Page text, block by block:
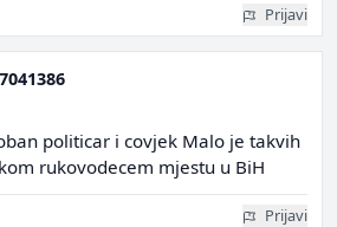
Prijavi
politicar i covjek Malo je takvih
rukovodecem mjestu u BiH
Prijavi